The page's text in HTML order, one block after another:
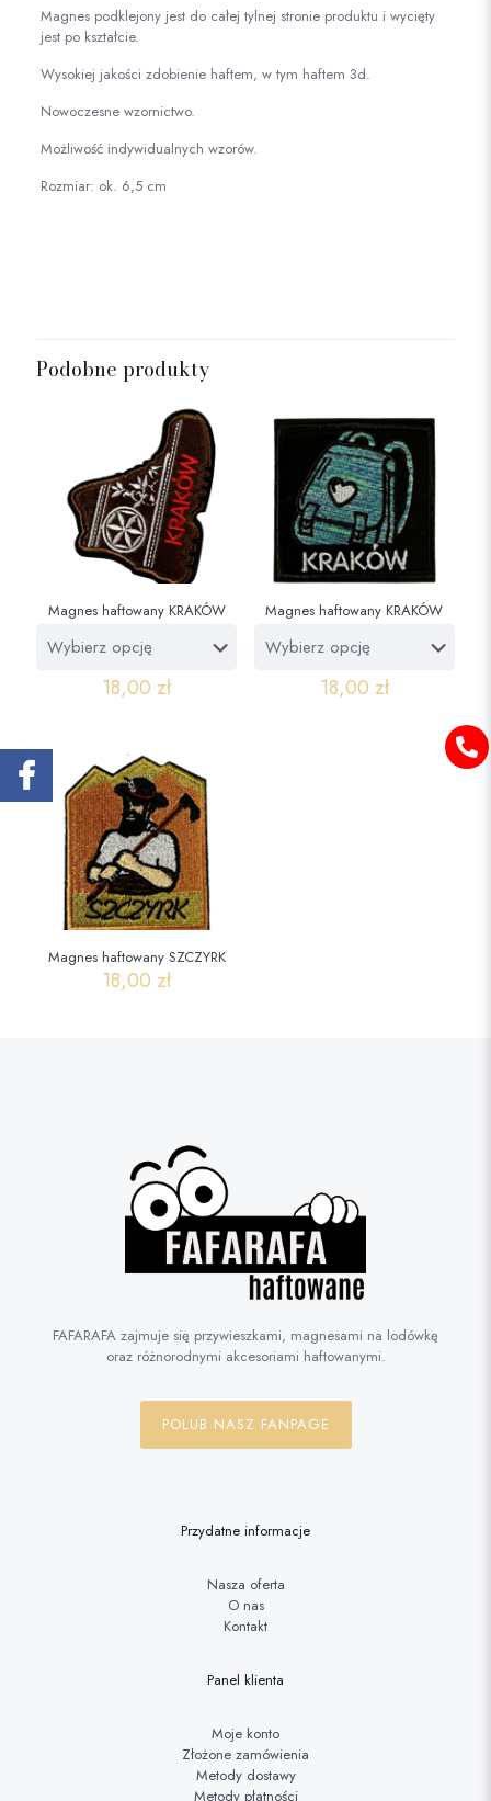
Magnes podklejony jest do całej tylnej stronie produktu i wycięty
jest po kształcie.
Wysokiej jakości zdobienie haftem, w tym haftem 3d.
Nowoczesne wzornictwo.
Możliwość indywidualnych wzorów.
Rozmiar: ok. 6,5 cm
Podobne produkty
Magnes haftowany KRAKÓW
18,00zł
Magnes haftowany KRAKÓW
18,00 zł
Magnes haftowany SZCZYRK
18,00zł
FAFARAFA zajmuje się przywieszkami, magnesami na lodówkę
oraz różnorodnymi akcesoriami haftowanymi.
POLUB NASZ FANPAGE
Przydatne informacje
Nasza oferta
O nas
Kontakt
Panel klienta
Moje konto
Złożone zamówienia
Metody dostawy
Metody płatności